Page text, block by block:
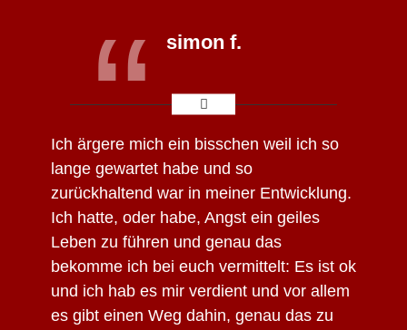
simon f.
“
Ich ärgere mich ein bisschen weil ich so
lange gewartet habe und so
zurückhaltend war in meiner Entwicklung.
Ich hatte, oder habe, Angst ein geiles
Leben zu führen und genau das
bekomme ich bei euch vermittelt: Es ist ok
und ich hab es mir verdient und vor allem
es gibt einen Weg dahin, genau das zu